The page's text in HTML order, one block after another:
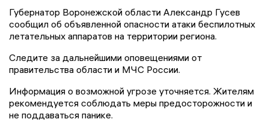
Губернатор Воронежской области Александр Гусев
сообщил об объявленной опасности атаки беспилотных
летательных аппаратов на территории региона.
Следите за дальнейшими оповещениями от
правительства области и МЧС России.
Информация о возможной угрозе уточняется. Жителям
рекомендуется соблюдать меры предосторожности и
не поддаваться панике.